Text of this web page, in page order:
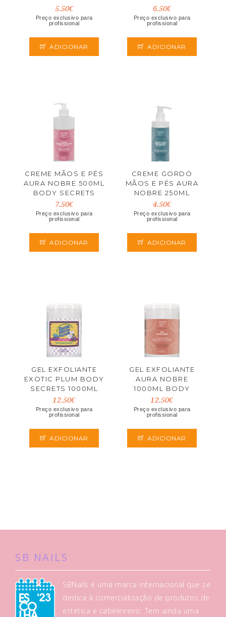
5.50€
Preço exclusivo para
profissional
ADICIONAR
6.50€
Preço exclusivo para
profissional
ADICIONAR
CREME MÃOS E PÉS
AURA NOBRE 500ML
BODY SECRETS
7.50€
Preço exclusivo para
profissional
ADICIONAR
CREME GORDO
MÃOS E PÉS AURA
NOBRE 250ML
BODY SECRETS
4.50€
Preço exclusivo para
profissional
ADICIONAR
GEL EXFOLIANTE
EXOTIC PLUM BODY
SECRETS 1000ML
12.50€
Preço exclusivo para
profissional
ADICIONAR
GEL EXFOLIANTE
AURA NOBRE
1000ML BODY
SECRETS
12.50€
Preço exclusivo para
profissional
ADICIONAR
SB NAILS
SBNails é uma marca internacional que se
dedica à comercialização de produtos de
estética e cabeleireiro. Tem ainda uma